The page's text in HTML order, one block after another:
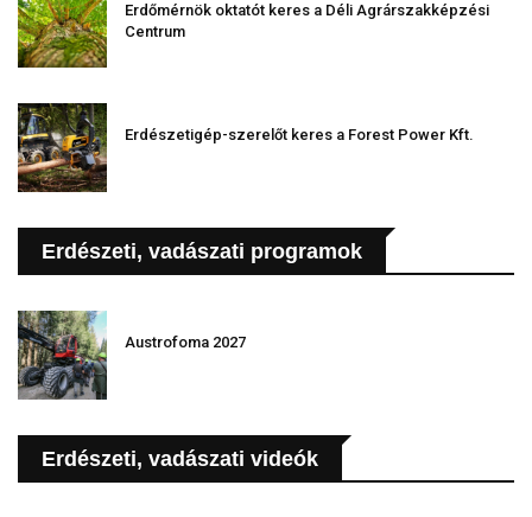
Erdőmérnök oktatót keres a Déli Agrárszakképzési
Centrum
Erdészetigép-szerelőt keres a Forest Power Kft.
Erdészeti, vadászati programok
Austrofoma 2027
Erdészeti, vadászati videók